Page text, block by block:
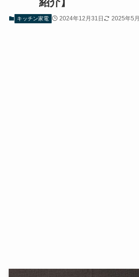
キッチン家電 2024年12月31日 2025年5